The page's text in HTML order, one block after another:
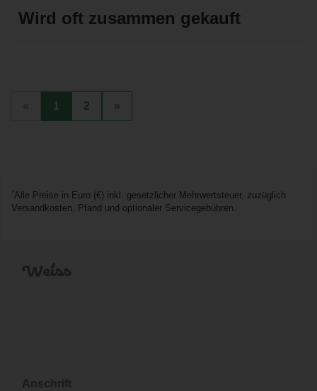
1 2 »
*Alle Preise in Euro (€) inkl. gesetzlicher Mehrwertsteuer, zuzüglich
Versandkosten, Pfand und optionaler Servicegebühren.
Anschrift